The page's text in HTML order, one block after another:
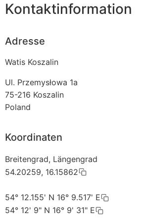
Kontaktinformation
Adresse
Watis Koszalin
Ul. Przemysłowa 1a
75-216 Koszalin
Poland
Koordinaten
Breitengrad, Längengrad
54.20259, 16.15862
54° 12.155' N 16° 9.517' E
54° 12' 9" N 16° 9' 31" E